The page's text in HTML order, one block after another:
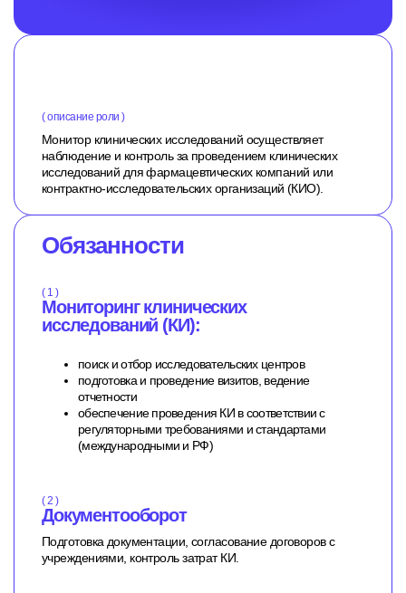
( описание роли )
Монитор клинических исследований осуществляет
наблюдение и контроль за проведением клинических
исследований для фармацевтических компаний или
контрактно-исследовательских организаций (КИО).
Обязанности
( 1 )
Мониторинг клинических
исследований (КИ):
поиск и отбор исследовательских центров
подготовка и проведение визитов, ведение
отчетности
обеспечение проведения КИ в соответствии с
регуляторными требованиями и стандартами
(международными и РФ)
( 2 )
Документооборот
Подготовка документации, согласование договоров с
учреждениями, контроль затрат КИ.